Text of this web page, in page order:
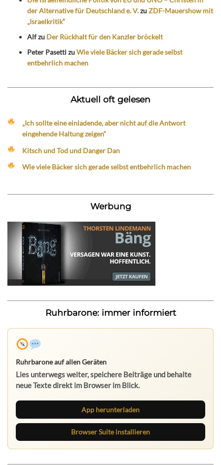
der Alternative für Deutschland e. V.zuZDF-Mauershow mit
„Israelkritik“
Alfzu Der Rückhalt für den Kanzler bröckelt
Peter PasettizuWie viele Bäcker sich gerade selbst
entbehrlich machen
Aktuell oft gelesen
„Ich sollte eine einladende, aber nicht auf die Antwort
eingehende Haltung zeigen“
Kitsch und Tod und Danger Dan
Wie viele Bäcker sich gerade selbst entbehrlich machen
Werbung
Ruhrbarone: immer informiert
Ruhrbarone auf allen Geräten
Lies unterwegs weiter, speichere Beiträge und behalte
neue Texte direkt im Browser im Blick.
App herunterladen
Browser Suite installieren